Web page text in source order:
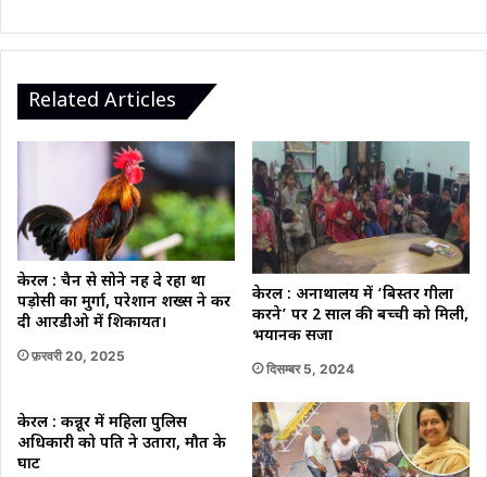
वीडियो
आया
Related Articles
केरल : चैन से सोने नहीं दे रहा था
पड़ोसी का मुर्गा, परेशान शख्स ने कर
दी आरडीओ में शिकायत।
फ़रवरी 20, 2025
केरल : अनाथालय में ‘बिस्तर गीला
करने’ पर 2 साल की बच्ची को मिली,
भयानक सजा
दिसम्बर 5, 2024
केरल : कन्नूर में महिला पुलिस
अधिकारी को पति ने उतारा, मौत के
घाट